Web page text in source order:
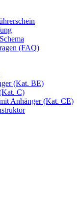
(FAQ)
(Kat. BE)
C)
Anhänger (Kat. CE)